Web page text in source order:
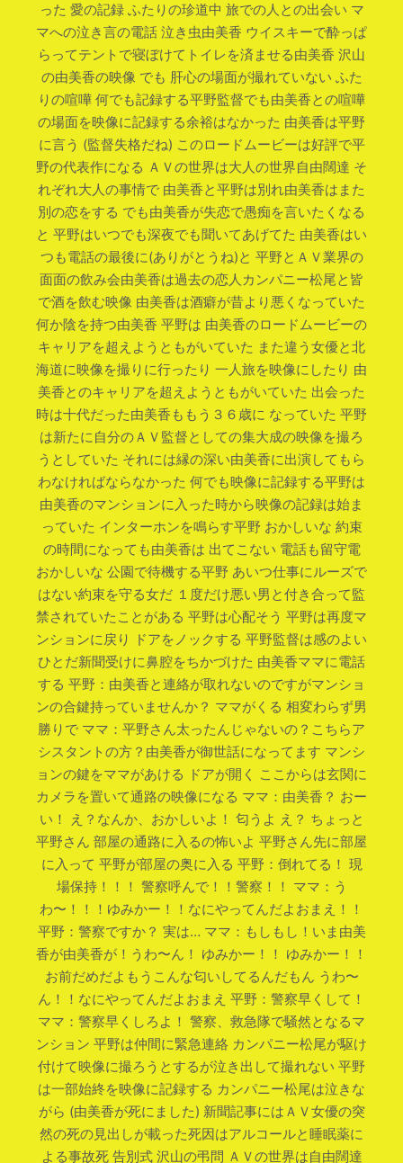
った 愛の記録 ふたりの珍道中 旅での人との出会い マ
マへの泣き言の電話 泣き虫由美香 ウイスキーで酔っぱ
らってテントで寝ぼけてトイレを済ませる由美香 沢山
の由美香の映像 でも 肝心の場面が撮れていない ふた
りの喧嘩 何でも記録する平野監督でも由美香との喧嘩
の場面を映像に記録する余裕はなかった 由美香は平野
に言う (監督失格だね) このロードムービーは好評で平
野の代表作になる ＡＶの世界は大人の世界自由闊達 そ
れぞれ大人の事情で 由美香と平野は別れ由美香はまた
別の恋をする でも由美香が失恋で愚痴を言いたくなる
と 平野はいつでも深夜でも聞いてあげてた 由美香はい
つも電話の最後に(ありがとうね)と 平野とＡＶ業界の
面面の飲み会由美香は過去の恋人カンパニー松尾と皆
で酒を飲む映像 由美香は酒癖が昔より悪くなっていた
何か陰を持つ由美香 平野は 由美香のロードムービーの
キャリアを超えようともがいていた また違う女優と北
海道に映像を撮りに行ったり 一人旅を映像にしたり 由
美香とのキャリアを超えようともがいていた 出会った
時は十代だった由美香ももう３６歳に なっていた 平野
は新たに自分のＡＶ監督としての集大成の映像を撮ろ
うとしていた それには縁の深い由美香に出演してもら
わなければならなかった 何でも映像に記録する平野は
由美香のマンションに入った時から映像の記録は始ま
っていた インターホンを鳴らす平野 おかしいな 約束
の時間になっても由美香は 出てこない 電話も留守電
おかしいな 公園で待機する平野 あいつ仕事にルーズで
はない約束を守る女だ １度だけ悪い男と付き合って監
禁されていたことがある 平野は心配そう 平野は再度マ
ンションに戻り ドアをノックする 平野監督は感のよい
ひとだ新聞受けに鼻腔をちかづけた 由美香ママに電話
する 平野：由美香と連絡が取れないのですがマンショ
ンの合鍵持っていませんか？ ママがくる 相変わらず男
勝りで ママ：平野さん太ったんじゃないの？こちらア
シスタントの方？由美香が御世話になってます マンシ
ョンの鍵をママがあける ドアが開く ここからは玄関に
カメラを置いて通路の映像になる ママ：由美香？ おー
い！ え？なんか、おかしいよ！ 匂うよ え？ ちょっと
平野さん 部屋の通路に入るの怖いよ 平野さん先に部屋
に入って 平野が部屋の奥に入る 平野：倒れてる！ 現
場保持！！！ 警察呼んで！！警察！！ ママ：う
わ〜！！！ゆみかー！！なにやってんだよおまえ！！
平野：警察ですか？ 実は… ママ：もしもし！いま由美
香が由美香が！うわ〜ん！ ゆみかー！！ ゆみかー！！
お前だめだよもうこんな匂いしてるんだもん うわ〜
ん！！なにやってんだよおまえ 平野：警察早くして！
ママ：警察早くしろよ！ 警察、救急隊で騒然となるマ
ンション 平野は仲間に緊急連絡 カンパニー松尾が駆け
付けて映像に撮ろうとするが泣き出して撮れない 平野
は一部始終を映像に記録する カンパニー松尾は泣きな
がら (由美香が死にました) 新聞記事にはＡＶ女優の突
然の死の見出しが載った死因はアルコールと睡眠薬に
よる事故死 告別式 沢山の弔問 ＡＶの世界は自由闊達